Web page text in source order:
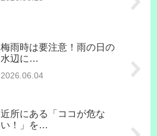
梅雨時は要注意！雨の日の
水辺に…
2026.06.04
近所にある「ココが危な
い！」を…